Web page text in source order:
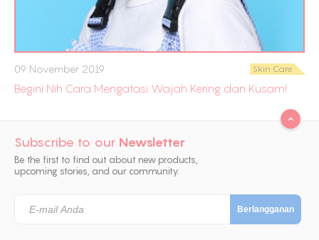
09 November 2019 Skin Care
Begini Nih Cara Mengatasi Wajah Kering dan Kusam!
Subscribe to our Newsletter
Be the first to find out about new products,
upcoming stories, and our community.